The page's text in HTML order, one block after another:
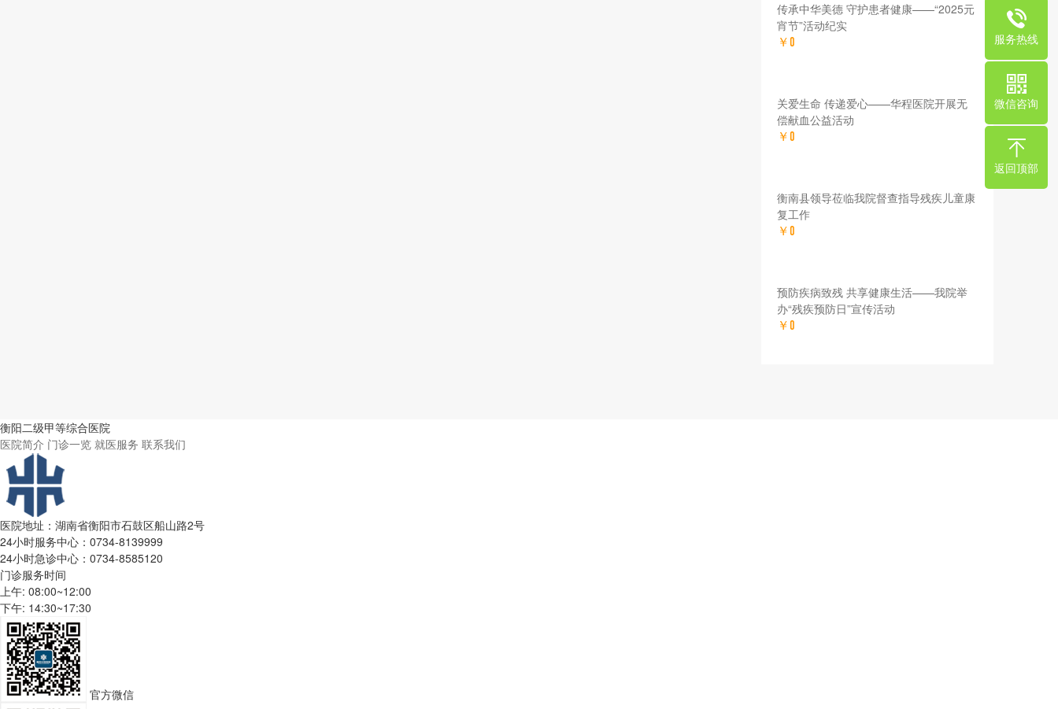
传承中华美德 守护患者健康——“2025元
宵节”活动纪实
￥0
关爱生命 传递爱心——华程医院开展无
偿献血公益活动
￥0
衡南县领导莅临我院督查指导残疾儿童康
复工作
￥0
预防疾病致残 共享健康生活——我院举
办“残疾预防日”宣传活动
￥0
衡阳二级甲等综合医院
医院简介 门诊一览 就医服务 联系我们
医院地址：湖南省衡阳市石鼓区船山路2号
24小时服务中心：0734-8139999
24小时急诊中心：0734-8585120
门诊服务时间
上午: 08:00~12:00
下午: 14:30~17:30
官方微信
服务热线
微信咨询
返回顶部